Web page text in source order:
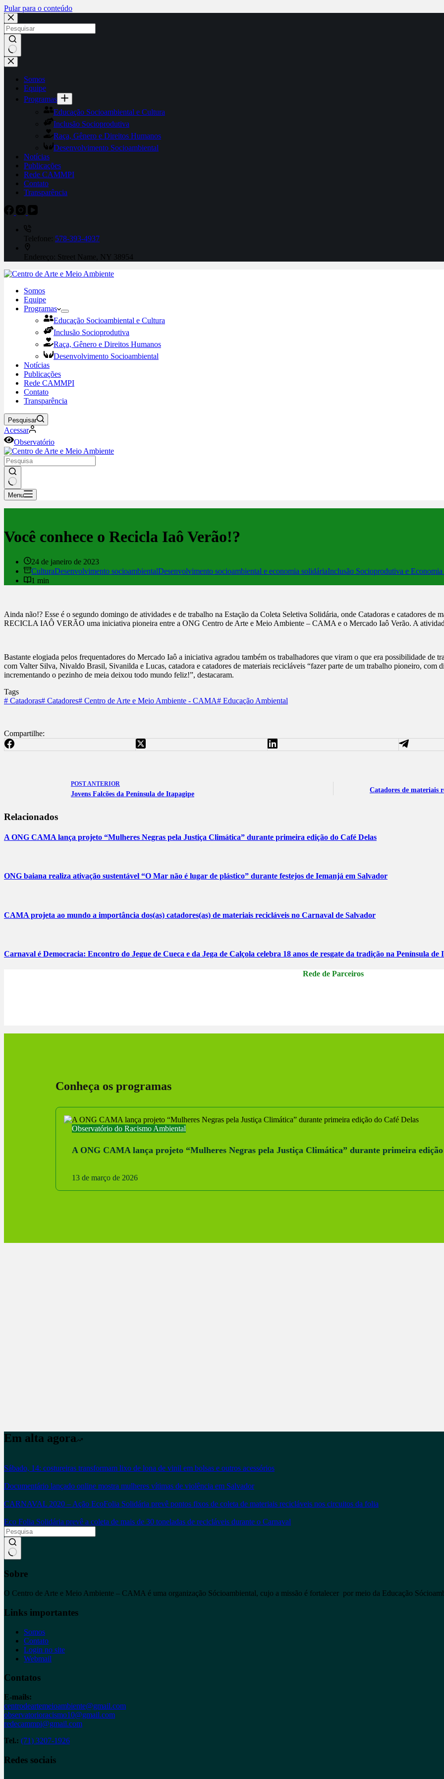
Pular para o conteúdo
Somos
Equipe
Programas
Educação Socioambiental e Cultura
Inclusão Socioprodutiva
Raça, Gênero e Direitos Humanos
Desenvolvimento Socioambiental
Notícias
Publicações
Rede CAMMPI
Contato
Transparência
Telefone: 578-393-4937
Endereço: Street Name, NY 38954
Somos
Equipe
Programas
Educação Socioambiental e Cultura
Inclusão Socioprodutiva
Raça, Gênero e Direitos Humanos
Desenvolvimento Socioambiental
Notícias
Publicações
Rede CAMMPI
Contato
Transparência
Pesquisar
Acessar
Observatório
Menu
Você conhece o Recicla Iaô Verão!?
24 de janeiro de 2023
CulturaDesenvolvimento socioambientalDesenvolvimento socioambiental e economia solidáriaInclusão Socioprodutiva e
1 min
Ainda não!? Esse é o segundo domingo de atividades e de trabalho na Estação da Coleta Seletiva Solidária, onde Catadoras e catadores de
RECICLA IAÔ VERÃO uma iniciativa pioneira entre a ONG Centro de Arte e Meio Ambiente – CAMA e o Mercado Iaô Verão. A
Bastante elogiada pelos frequentadores do Mercado Iaô a iniciativa agradou também os trabalhadores que viram o que era possibilidade de
com Valter Silva, Nivaldo Brasil, Sivanilda e Lucas, catadora e catadores de materiais recicláveis “fazer parte de um trabalho pioneiro, com
incrementando o pezinho de meia deixou todo mundo feliz!”, destacaram.
Tags
# Catadoras# Catadores# Centro de Arte e Meio Ambiente - CAMA# Educação Ambiental
Compartilhe:
POSTANTERIOR
Jovens Falcões da Península de Itapagipe
Catadores de materiais
Relacionados
A ONG CAMA lança projeto “Mulheres Negras pela Justiça Climática” durante primeira edição do Café Delas
ONG baiana realiza ativação sustentável “O Mar não é lugar de plástico” durante festejos de Iemanjá em Salvador
CAMA projeta ao mundo a importância dos(as) catadores(as) de materiais recicláveis no Carnaval de Salvador
Carnaval é Democracia: Encontro do Jegue de Cueca e da Jega de Calçola celebra 18 anos de resgate da tradição na Península de
Rede de Parceiros
Conheça os programas
Observatório do Racismo Ambiental
A ONG CAMA lança projeto “Mulheres Negras pela Justiça Climática” durante primeira edição
13 de março de 2026
Em alta agora
Sábado, 14: costureiras transformam lixo de lona de vinil em bolsas e outros acessórios
Documentário lançado online mostra mulheres vítimas de violência em Salvador
CARNAVAL 2020 – Ação EcoFolia Solidária prevê pontos fixos de coleta de materiais recicláveis nos circuitos da folia
Eco Folia Solidária prevê a coleta de mais de 30 toneladas de recicláveis durante o Carnaval
Sobre
O Centro de Arte e Meio Ambiente – CAMA é uma organização Sócioambiental, cujo a missão é fortalecer por meio da Educação
Links importantes
Somos
Contato
Login no site
Webmail
Contatos
E-mails:
centrodeartemeioambiente@gmail.com
observatorioracismo10@gmail.com
redecammpi@gmail.com
Tel.: (71) 3207-1926
Redes sociais